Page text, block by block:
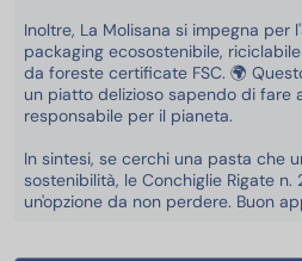
Inoltre, La Molisana si impegna per
packaging ecosostenibile,
da foreste certificate FSC. 🌍
un piatto delizioso sapendo di fare
responsabile per il pianeta.
In sintesi, se cerchi una pasta che
sostenibilità, le Conchiglie Rigate n.
un'opzione da non perdere. Buon